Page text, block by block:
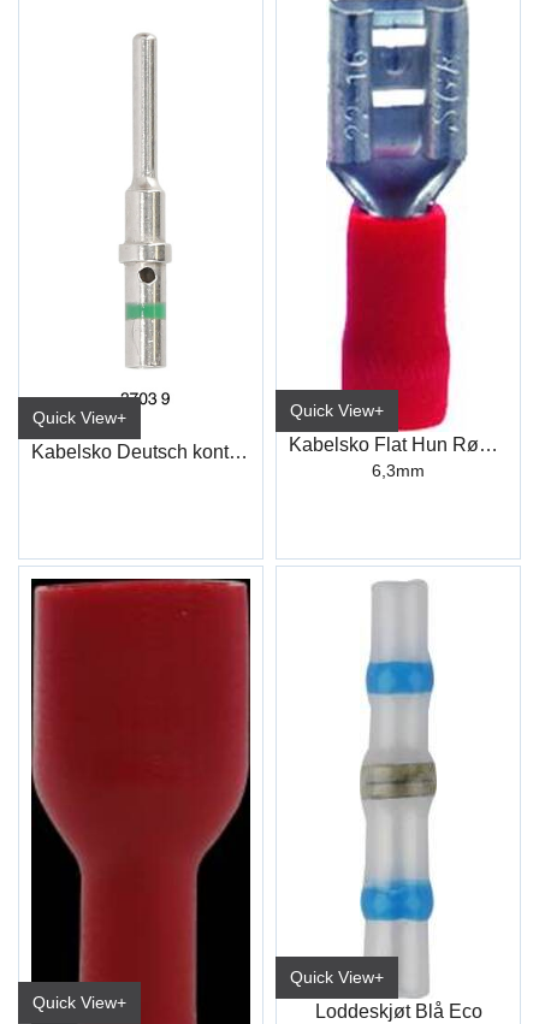
Quick View+
Kabelsko Deutsch kontakt 0,5-1,5 mm² Hun
Quick View+
Kabelsko Flat Hun Rød Industri
6,3mm
Quick View+
Quick View+
Loddeskjøt Blå Eco